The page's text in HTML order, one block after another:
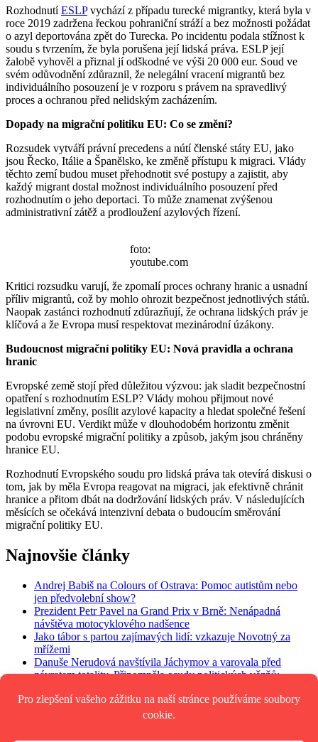
RozhodnutíESLPvychází z případu turecké migrantky, která byla v
roce 2019 zadržena řeckou pohraniční stráží a bez možnosti požádat
o azyl deportována zpět do Turecka. Po incidentu podala stížnost k
soudu s tvrzením, že byla porušena její lidská práva. ESLP její
žalobě vyhověl a přiznal jí odškodné ve výši 20 000 eur. Soud ve
svém odůvodnění zdůraznil, že nelegální vracení migrantů bez
individuálního posouzení je v rozporu s právem na spravedlivý
proces a ochranou před nelidským zacházením.
Dopady na migrační politiku EU: Co se změní?
Rozsudek vytváří právní precedens a nútí členské státy EU, jako
jsou Řecko, Itálie a Španělsko, ke změně přístupu k migraci. Vlády
těchto zemí budou muset přehodnotit své postupy a zajistit, aby
každý migrant dostal možnost individuálního posouzení před
rozhodnutím o jeho deportaci. To může znamenat zvýšenou
administrativní zátěž a prodloužení azylových řízení.
foto:
youtube.com
Kritici rozsudku varují, že zpomalí proces ochrany hranic a usnadní
příliv migrantů, což by mohlo ohrozit bezpečnost jednotlivých států.
Naopak zastánci rozhodnutí zdůrazňují, že ochrana lidských práv je
klíčová a že Evropa musí respektovat mezinárodní úzákony.
Budoucnost migrační politiky EU: Nová pravidla a ochrana
hranic
Evropské země stojí před důležitou výzvou: jak sladit bezpečnostní
opatření s rozhodnutím ESLP? Vlády mohou přijmout nové
legislativní změny, posílit azylové kapacity a hledat společné řešení
na úvrovni EU. Verdikt může v dlouhodobém horizontu změnit
podobu evropské migrační politiky a způsob, jakým jsou chráněny
hranice EU.
Rozhodnutí Evropského soudu pro lidská práva tak otevírá diskusi o
tom, jak by měla Evropa reagovat na migraci, jak efektivně chránit
hranice a přitom dbát na dodržování lidských práv. V následujících
měsících se očekává intenzivní debata o budoucím směrování
migrační politiky EU.
Najnovšie články
Andrej Babiš na Colours of Ostrava: Pomoc autistům nebo
jen předvolební show?
Prezident Petr Pavel na Grand Prix v Brně: Nenápadná
návštěva motocyklového nadšence
Jako tábor s partou zajímavých lidí: vzkazuje Novotný za
mřížemi
Danuše Nerudová navštívila Jáchymov a varovala před
návratem totality. Připomněla osudy politických vězňů:
Platy vrcholných politiků překročí 300 tisíc měsíčně: Kolik
dostanou prezident, ministři a poslanci?